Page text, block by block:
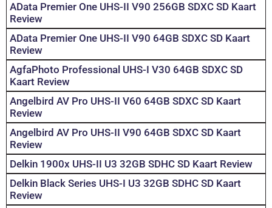
AData Premier One UHS-II V90 256GB SDXC SD Kaart
Review
AData Premier One UHS-II V90 64GB SDXC SD Kaart
Review
AgfaPhoto Professional UHS-I V30 64GB SDXC SD
Kaart Review
Angelbird AV Pro UHS-II V60 64GB SDXC SD Kaart
Review
Angelbird AV Pro UHS-II V90 64GB SDXC SD Kaart
Review
Delkin 1900x UHS-II U3 32GB SDHC SD Kaart Review
Delkin Black Series UHS-I U3 32GB SDHC SD Kaart
Review